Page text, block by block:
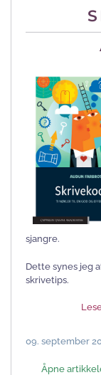
sjangre.
Dette synes jeg
skrivetips.
09. september
Åpne